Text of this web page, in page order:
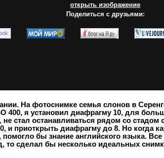
открыть изображение
Поделиться с друзьями:
На фотоснимке семья слонов в
400, я установил диафрагму 10, для
не стал останавливаться рядом со
и приоткрыть диафрагму до 8. Но когда
бы знание английского языка.
то сделал бы несколько идеальных